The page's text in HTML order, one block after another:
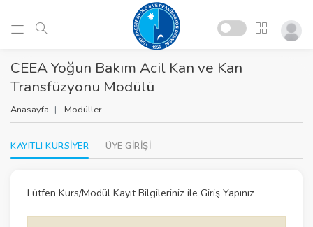
CEEA Yoğun Bakım Acil Kan ve Kan
Transfüzyonu Modülü
Anasayfa Modüller
KAYITLI KURSİYER ÜYE GİRİŞİ
Lütfen Kurs/Modül Kayıt Bilgileriniz ile Giriş Yapınız